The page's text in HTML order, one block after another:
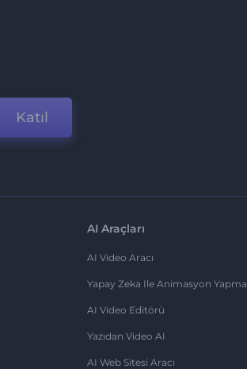
Katıl
AI Araçları
AI Video Aracı
Yapay Zeka Ile Animasyon Yapma
AI Video Editörü
Yazıdan Video AI
AI Web Sitesi Aracı